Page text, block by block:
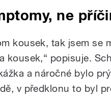
ne
kousek, tak jsem se
kousek,“ popisuje.
a náročné bylo
v předklonu to byl